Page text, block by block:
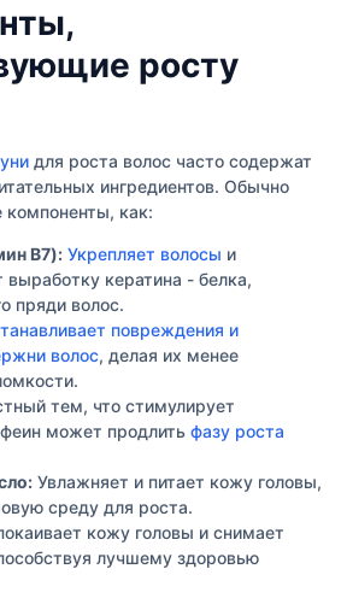
росту
для роста волос часто содержат
ингредиентов. Обычно
компоненты, как:
B7): Укрепляет волосы и
кератина - белка,
пряди волос.
повреждения и
волос, делая их менее
тем, что стимулирует
может продлить фазу роста
Увлажняет и питает кожу головы,
среду для роста.
кожу головы и снимает
лучшему здоровью